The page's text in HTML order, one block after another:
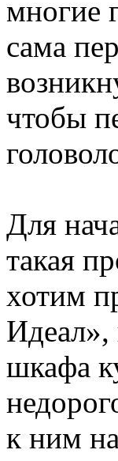
многие
сама
чтобы
Для
такая
хотим
Идеал»,
шкафа
к ним